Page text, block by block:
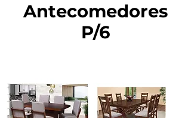
Antecomedores
P/6